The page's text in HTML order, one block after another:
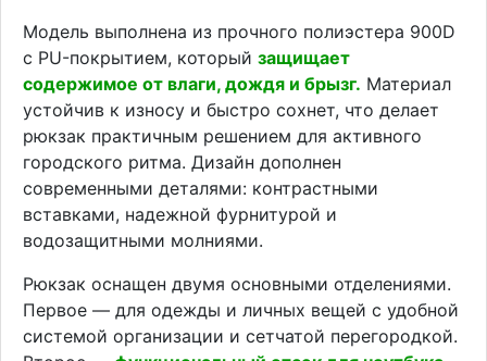
Модель выполнена из прочного полиэстера 900D
с PU-покрытием, который защищает
содержимое от влаги, дождя и брызг. Материал
устойчив к износу и быстро сохнет, что делает
рюкзак практичным решением для активного
городского ритма. Дизайн дополнен
современными деталями: контрастными
вставками, надежной фурнитурой и
водозащитными молниями.
Рюкзак оснащен двумя основными отделениями.
Первое — для одежды и личных вещей с удобной
системой организации и сетчатой перегородкой.